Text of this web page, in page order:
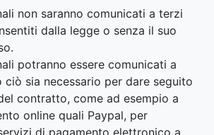
non saranno comunicati a terzi
dalla legge o senza il suo
potranno essere comunicati a
sia necessario per dare seguito
contratto, come ad esempio a
online quali Paypal, per
di pagamento elettronico a